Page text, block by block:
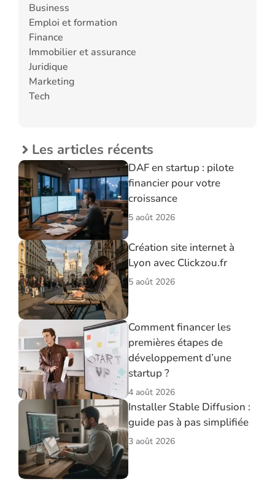
Business
Emploi et formation
Finance
Immobilier et assurance
Juridique
Marketing
Tech
Les articles récents
DAF en startup : pilote
financier pour votre
croissance
5 août 2026
Création site internet à
Lyon avec Clickzou.fr
5 août 2026
Comment financer les
premières étapes de
développement d’une
startup ?
4 août 2026
Installer Stable Diffusion :
guide pas à pas simplifiée
3 août 2026